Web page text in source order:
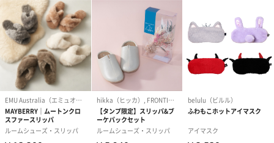
ドライフラワー・プリザーブドフラワー
自然のお花で作ったドライフラワー・プリザーブドフラワーを同
梱します。
一部花材が写真と異なる場合がございます。予めご了承くださ
い。パッケージに入れてお届けします。